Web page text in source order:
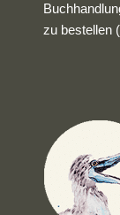
zu bestellen